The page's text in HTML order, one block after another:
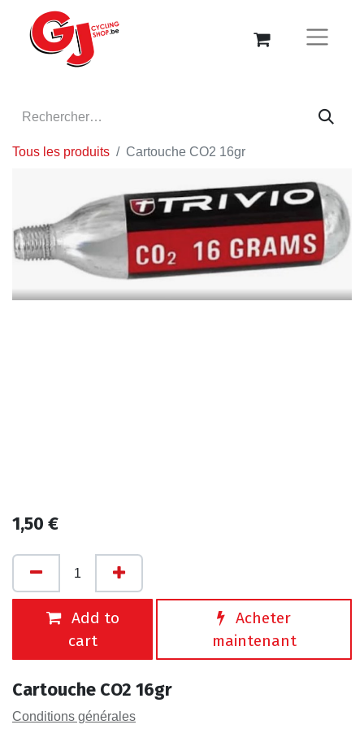
Tous les produits Cartouche CO2 16gr
1,50 €
Add to
cart
Acheter
maintenant
Cartouche CO2 16gr
Conditions générales